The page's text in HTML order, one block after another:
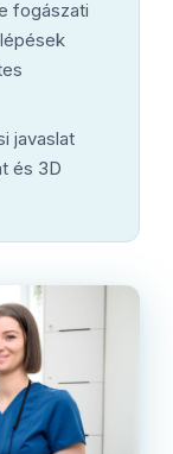
fogászati
javaslat
és 3D